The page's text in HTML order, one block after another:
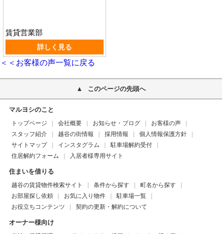
賃貸営業部
詳しく見る
＜＜お客様の声一覧に戻る
このページの先頭へ
マルヨシのこと
トップページ 会社概要 お知らせ・ブログ
お客様の声
スタッフ紹介
越谷の街情報 採用情報
個人情報保護方針
サイトマップ
インスタグラム
駐車場解約受付
住居解約フォーム
入居者様専用サイト
住まいを借りる
越谷の賃貸物件検索サイト 条件から探す
町名から探す
お部屋探し依頼
お気に入り物件
駐車場一覧
お役立ちコンテンツ
契約の更新・解約について
オーナー様向け